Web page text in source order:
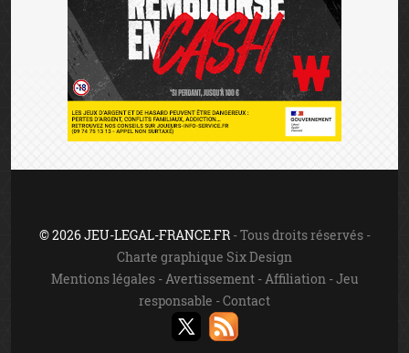
© 2026 JEU-LEGAL-FRANCE.FR- Tous droits réservés -
Charte graphique Six Design
Mentions légales- Avertissement- Affiliation -Jeu
responsable -Contact